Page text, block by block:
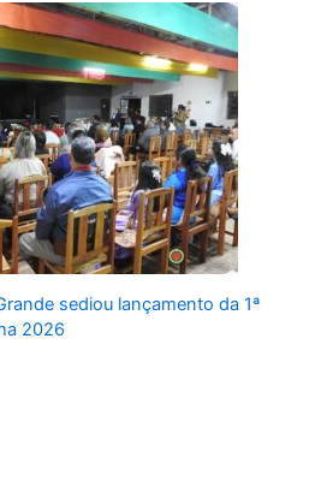
sediou lançamento da 1ª
2026